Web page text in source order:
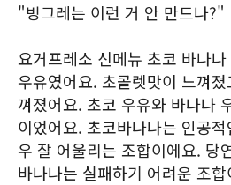
"빙그레는 이런 거 안 만드나?"
요거프레소 신메뉴 초코 바나
우유였어요. 초콜렛맛이 느껴
껴졌어요. 초코 우유와 바나나
이었어요. 초코바나나는 인공
우 잘 어울리는 조합이에요. 당
바나나는 실패하기 어려운 조